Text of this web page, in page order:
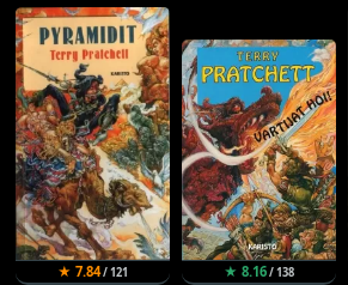
★ 7.84/ 121 ★ 8.16/ 138